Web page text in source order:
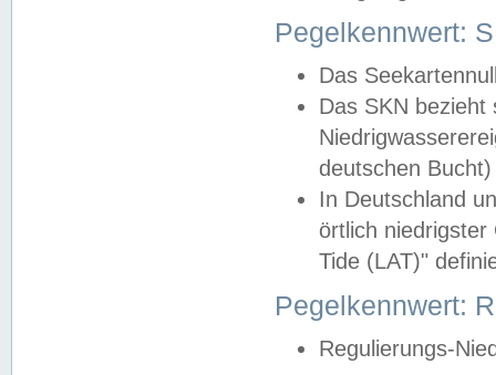
Pegelkennwert:
Das
Das SKN
deutschen
In Deutschland
örtlich
Tide (LAT)"
Pegelkennwert:
Regulierungs-